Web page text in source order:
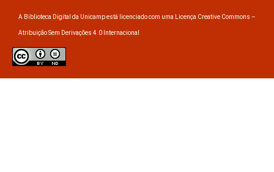
A Biblioteca Digital da Unicamp está licenciado com uma Licença Creative Commons –
Atribuição Sem Derivações 4.0 Internacional